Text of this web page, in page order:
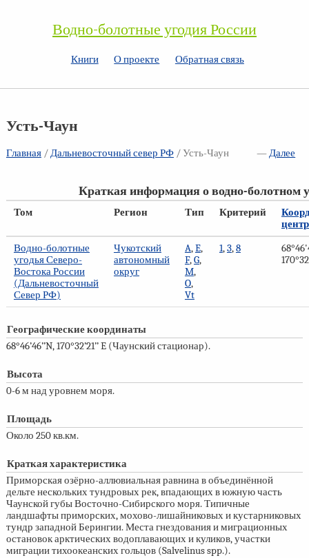
Водно-болотные угодия России
Книги О проекте Обратная связь
Усть-Чаун
Главная/ —Далее
Дальневосточный север РФ/ Усть-Чаун
Краткая информация о водно-болотном
Том Регион Тип Критерий
Водно-болотные
угодья Северо-
Востока России
(Дальневосточный
Север РФ)
Чукотский
автономный
округ
A,E,
F,G,
M,
O,
Vt
1,3,8
Географические координаты
68°46’46’’N, 170°32’21’’ E (Чаунский стационар).
Высота
0-6 м над уровнем моря.
Площадь
Около 250 кв.км.
Краткая характеристика
Приморская озёрно-аллювиальная равнина в объединённой
дельте нескольких тундровых рек, впадающих в южную часть
Чаунской губы Восточно-Сибирского моря. Типичные
ландшафты приморских, мохово-лишайниковых и кустарниковых
тундр западной Берингии. Места гнездования и миграционных
остановок арктических водоплавающих и куликов, участки
миграции тихоокеанских гольцов (Salvelinus spp.).